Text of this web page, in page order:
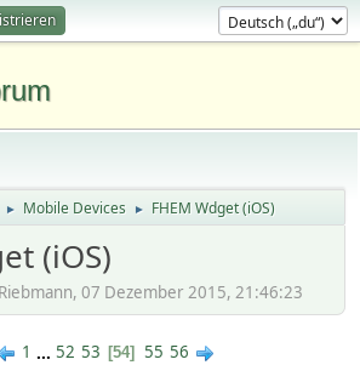
► Mobile Devices ► FHEM Wdget (iOS)
(iOS)
07 Dezember 2015, 21:46:23
1 ... 52 53 54 55 56